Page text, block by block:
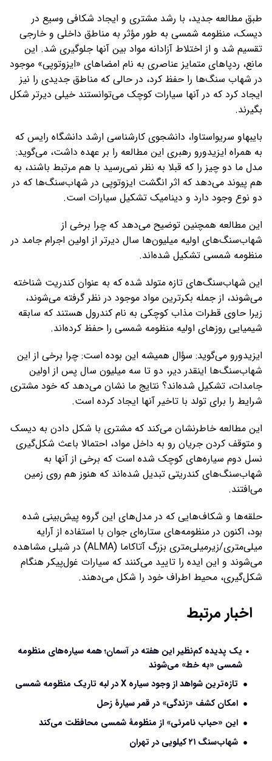
طبق مطالعه جدید، با رشد مشتری و ایجاد شکافی وسیع در
دیسک، منظومه شمسی به طور مؤثر به مناطق داخلی و خارجی
تقسیم شد و از اختلاط آزادانه مواد بین آنها جلوگیری شد. این
مانع، ردپاهای متمایز عناصری به نام امضاهای «ایزوتوپی» موجود
در شهاب سنگ‌ها را حفظ کرد، در حالی که مناطق جدیدی را نیز
ایجاد کرد که در آنها سیارات کوچک می‌توانستند خیلی دیرتر شکل
بگیرند.
بایبهاو سریواستاوا، دانشجوی کارشناسی ارشد دانشگاه رایس که
به همراه ایزیدورو رهبری این مطالعه را بر عهده داشت، می‌گوید:
مدل ما دو چیز را که قبلا به نظر نمی‌رسید با هم مرتبط باشند، به
هم پیوند می‌دهد که اثر انگشت ایزوتوپی در شهاب‌سنگ‌ها که در
دو نوع وجود دارد و دینامیک تشکیل سیارات است.
این مطالعه همچنین توضیح می‌دهد که چرا برخی از
شهاب‌سنگ‌های اولیه میلیون‌ها سال دیرتر از اولین اجرام جامد در
منظومه شمسی تشکیل شده‌اند.
این شهاب‌سنگ‌های تازه متولد شده که به عنوان کندریت شناخته
می‌شوند، از جمله بکرترین مواد موجود در نظر گرفته می‌شوند،
زیرا حاوی قطرات مذاب کوچکی به نام کندرول هستند که سابقه
شیمیایی روزهای اولیه منظومه شمسی را حفظ کرده‌اند.
ایزیدورو می‌گوید: سؤال همیشه این بوده است: چرا برخی از این
شهاب‌سنگ‌ها اینقدر دیر، دو تا سه میلیون سال پس از اولین
جامدات، تشکیل شده‌اند؟ نتایج ما نشان می‌دهد که خود مشتری
شرایط را برای تولد با تاخیر آنها ایجاد کرده است.
این مطالعه خاطرنشان می‌کند که مشتری با شکل دادن به دیسک
و متوقف کردن جریان رو به داخل مواد، احتمالا باعث شکل‌گیری
نسل دوم سیاره‌های کوچک شده است که برخی از آنها به
شهاب‌سنگ‌های کندریتی تبدیل شده‌اند که هنوز هم روی زمین
می‌افتند.
حلقه‌ها و شکاف‌هایی که در مدل‌های این گروه پیش‌بینی شده
بود، اکنون در منظومه‌های ستاره‌ای جوان با استفاده از آرایه
میلی‌متری/زیرمیلی‌متری بزرگ آتاکاما (ALMA) در شیلی مشاهده
می‌شوند و این ایده را تایید می‌کنند که سیارات غول‌پیکر هنگام
شکل‌گیری، محیط اطراف خود را شکل می‌دهند.
اخبار مرتبط
یک پدیده کم‌نظیر این هفته در آسمان؛ همه سیاره‌های منظومه
شمسی «به خط» می‌شوند
تازه‌ترین شواهد از وجود سیاره X در لبه تاریک منظومه شمسی
امکان کشف «زندگی» در قمر سیارۀ زحل
این «حباب نامرئی» از منظومۀ شمسی محافظت می‌کند
شهاب‌سنگ ۲۱ کیلویی در تهران